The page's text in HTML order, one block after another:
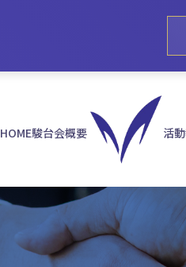
HOME駿台会概要 活